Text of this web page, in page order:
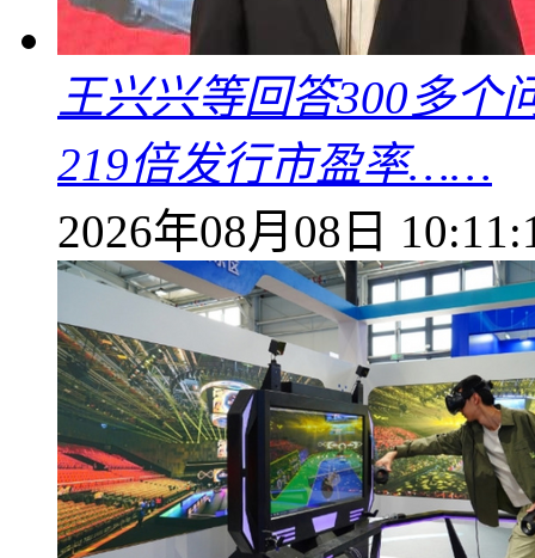
王兴兴等回答300多个
219倍发行市盈率……
2026年08月08日